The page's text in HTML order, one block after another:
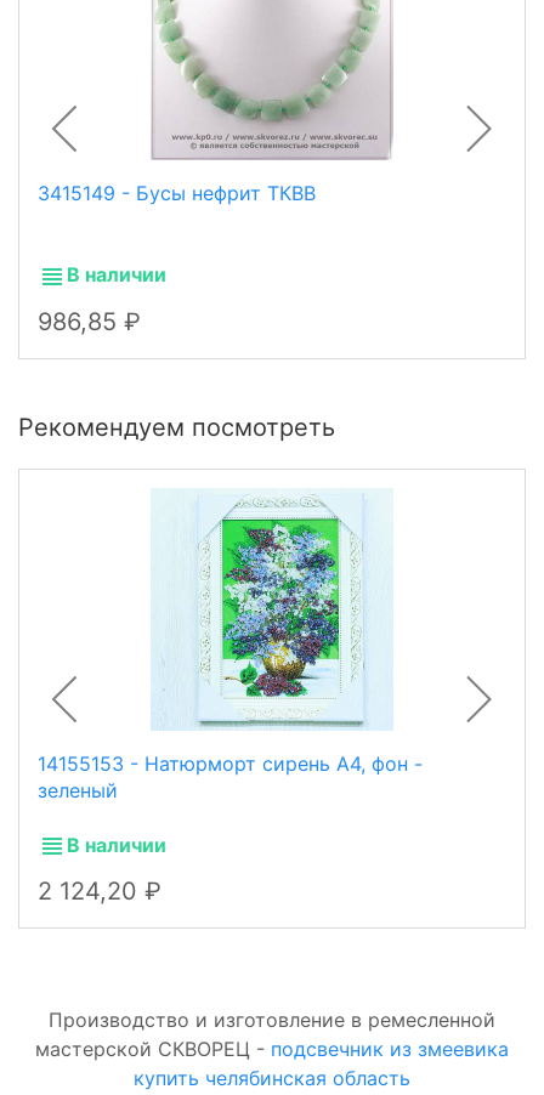
3415149 - Бусы нефрит ТКВВ
В наличии
986,85
Рекомендуем посмотреть
14155153 - Натюрморт сирень А4, фон -
зеленый
В наличии
2 124,20
Производство и изготовление в ремесленной
мастерской СКВОРЕЦ - подсвечник из змеевика
купить челябинская область